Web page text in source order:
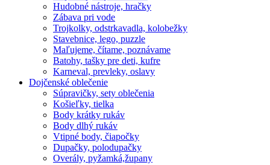
Hudobné nástroje, hračky
Zábava pri vode
Trojkolky, odstrkavadla, kolobežky
Stavebnice, lego, puzzle
Maľujeme, čítame, poznávame
Batohy, tašky pre deti, kufre
Karneval, prevleky, oslavy
Dojčenské oblečenie
Súpravičky, sety oblečenia
Košieľky, tielka
Body krátky rukáv
Body dlhý rukáv
Vtipné body, čiapočky
Dupačky, polodupačky
Overály, pyžamká,župany